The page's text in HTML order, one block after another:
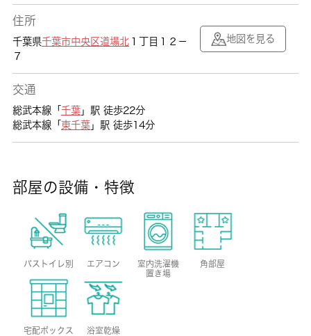
住所
千葉県千葉市中央区道場北１丁目１２－
７
地図を見る
交通
総武本線「 千葉」駅 徒歩22分
総武本線「 東千葉」駅 徒歩14分
部屋の設備・特徴
バストイレ別 エアコン
室内洗濯機
置き場
角部屋
宅配ボックス 浴室乾燥